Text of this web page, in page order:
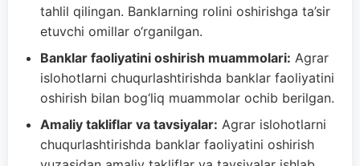
tahlil qilingan. Banklarning rolini oshirishga ta’sir
etuvchi omillar o‘rganilgan.
Banklar faoliyatini oshirish muammolari: Agrar
islohotlarni chuqurlashtirishda banklar faoliyatini
oshirish bilan bog‘liq muammolar ochib berilgan.
Amaliy takliflar va tavsiyalar: Agrar islohotlarni
chuqurlashtirishda banklar faoliyatini oshirish